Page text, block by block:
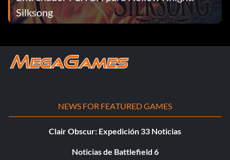
Silksong
NEWS FOR FEATURED GAMES
Clair Obscur: Expedición 33 Noticias
Noticias de Battlefield 6